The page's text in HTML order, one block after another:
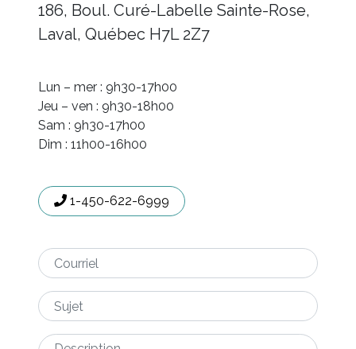
186, Boul. Curé-Labelle Sainte-Rose,
Laval, Québec H7L 2Z7
Lun – mer : 9h30-17h00
Jeu – ven : 9h30-18h00
Sam : 9h30-17h00
Dim : 11h00-16h00
1-450-622-6999
Courriel
Sujet
Description